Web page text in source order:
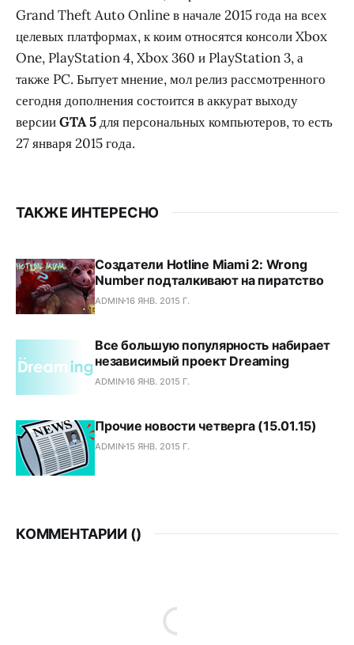
Grand Theft Auto Online в начале 2015 года на всех
целевых платформах, к коим относятся консоли Xbox
One, PlayStation 4, Xbox 360 и PlayStation 3, а
также PC. Бытует мнение, мол релиз рассмотренного
сегодня дополнения состоится в аккурат выходу
версииGTA 5для персональных компьютеров, то есть
27 января 2015 года.
ТАКЖЕ ИНТЕРЕСНО
Создатели Hotline Miami 2: Wrong
Number подталкивают на пиратство
ADMIN16 ЯНВ. 2015 Г.
Все большую популярность набирает
независимый проект Dreaming
ADMIN16 ЯНВ. 2015 Г.
Прочие новости четверга (15.01.15)
ADMIN15 ЯНВ. 2015 Г.
КОММЕНТАРИИ ()